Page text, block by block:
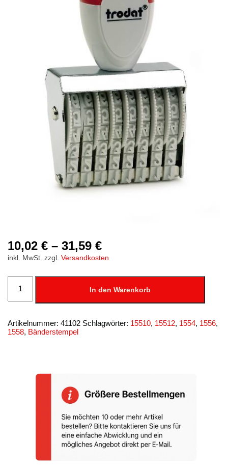
10,02 € – 31,59 €
inkl. MwSt. zzgl. Versandkosten
Bänderstempel
4-,6-,8-,10-,12-
14-
stellig
In den Warenkorb
Artikelnummer: 41102 Schlagwörter: 15510, 15512, 1554, 1556,
1558, Bänderstempel
Stempelzubehör